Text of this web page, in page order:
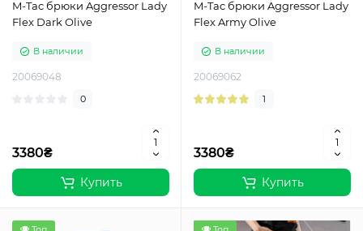
M-Tac брюки Aggressor Lady
Flex Dark Olive
В наличии
20069048
0
3380₴
Купить
M-Tac брюки Aggressor Lady
Flex Army Olive
В наличии
20069062
1
3380₴
Купить